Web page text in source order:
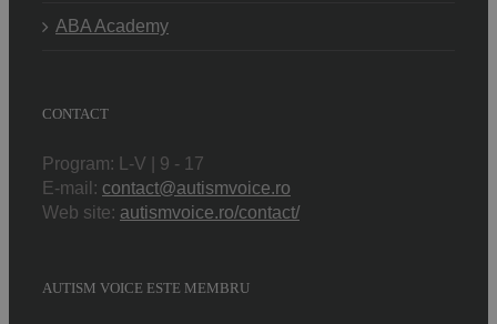
ABA Academy
CONTACT
Program: L-V | 9 - 17
E-mail: contact@autismvoice.ro
Web site: autismvoice.ro/contact/
AUTISM VOICE ESTE MEMBRU